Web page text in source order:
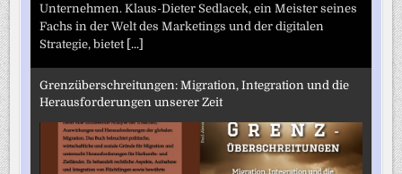
Unternehmen. Klaus-Dieter Sedlacek, ein Meister seines
Fachs in der Welt des Marketings und der digitalen
Strategie, bietet [...]
Grenzüberschreitungen: Migration, Integration und die
Herausforderungen unserer Zeit